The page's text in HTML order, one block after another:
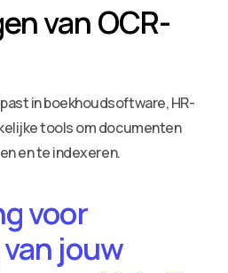
van OCR-
in boekhoudsoftware, HR-
tools om documenten
en te indexeren.
voor
jouw